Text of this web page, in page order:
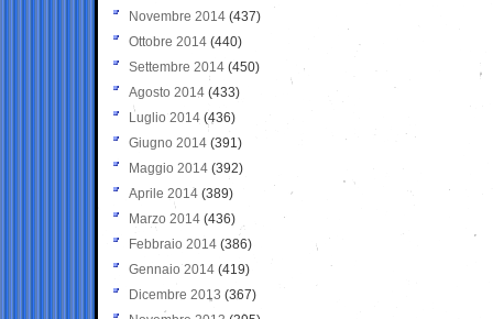
Novembre 2014 (437)
Ottobre 2014 (440)
Settembre 2014 (450)
Agosto 2014 (433)
Luglio 2014 (436)
Giugno 2014 (391)
Maggio 2014 (392)
Aprile 2014 (389)
Marzo 2014 (436)
Febbraio 2014 (386)
Gennaio 2014 (419)
Dicembre 2013 (367)